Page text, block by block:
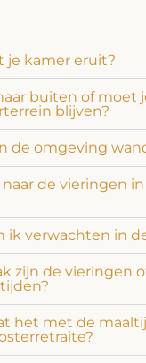
je kamer eruit?
buiten of moet
blijven?
de omgeving
naar de vieringen
ik verwachten in
zijn de vieringen
het met de